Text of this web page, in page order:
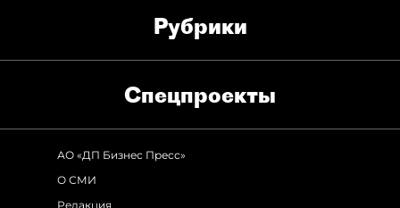
Рубрики
Спец­проекты
АО «ДП Бизнес Пресс»
О СМИ
Редакция